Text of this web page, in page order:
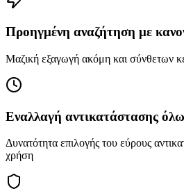
Προηγμένη αναζήτηση με
Μαζική εξαγωγή ακόμη και σύνθετων
Εναλλαγή αντικατάστασης
Δυνατότητα επιλογής του εύρους
χρήση